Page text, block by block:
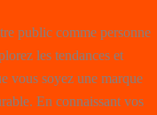
public comme personne
les tendances et
vous soyez une marque
En connaissant vos